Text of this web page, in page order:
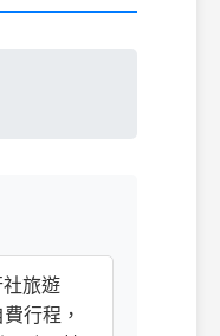
旅遊
行程，